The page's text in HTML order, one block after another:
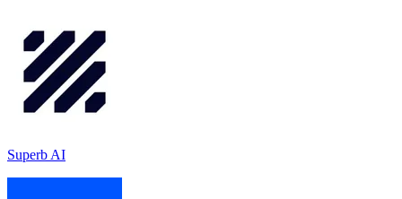
Superb AI